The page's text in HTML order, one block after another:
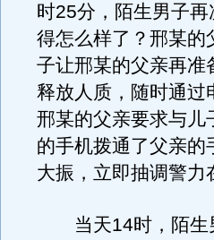
时25分，陌生男子
得怎么样了？邢某的
子让邢某的父亲再
释放人质，随时通过
邢某的父亲要求与儿
的手机拨通了父亲
大振，立即抽调警力
当天14时，陌生